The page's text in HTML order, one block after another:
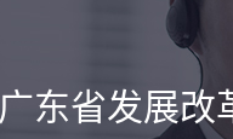
项目申报信息
广东省发展改